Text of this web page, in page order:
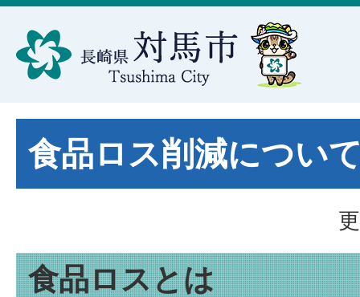
食品ロス削減につい
食品ロスとは